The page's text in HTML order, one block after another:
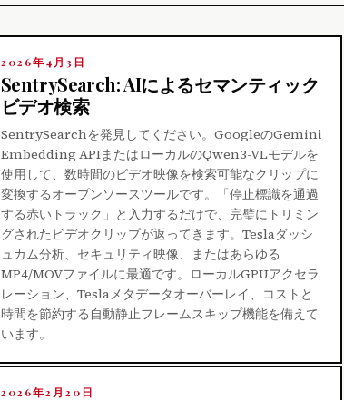
2026年4月3日
SentrySearch: AIによるセマンティック
ビデオ検索
SentrySearchを発見してください。GoogleのGemini
Embedding APIまたはローカルのQwen3-VLモデルを
使用して、数時間のビデオ映像を検索可能なクリップに
変換するオープンソースツールです。「停止標識を通過
する赤いトラック」と入力するだけで、完璧にトリミン
グされたビデオクリップが返ってきます。Teslaダッシ
ュカム分析、セキュリティ映像、またはあらゆる
MP4/MOVファイルに最適です。ローカルGPUアクセラ
レーション、Teslaメタデータオーバーレイ、コストと
時間を節約する自動静止フレームスキップ機能を備えて
います。
2026年2月20日